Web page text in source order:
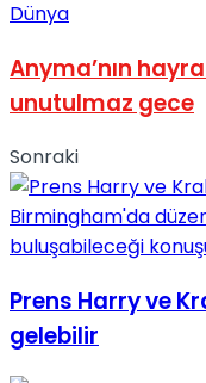
Dünya
Anyma’nın
unutulmaz gece
Sonraki
Prens Harry ve
gelebilir